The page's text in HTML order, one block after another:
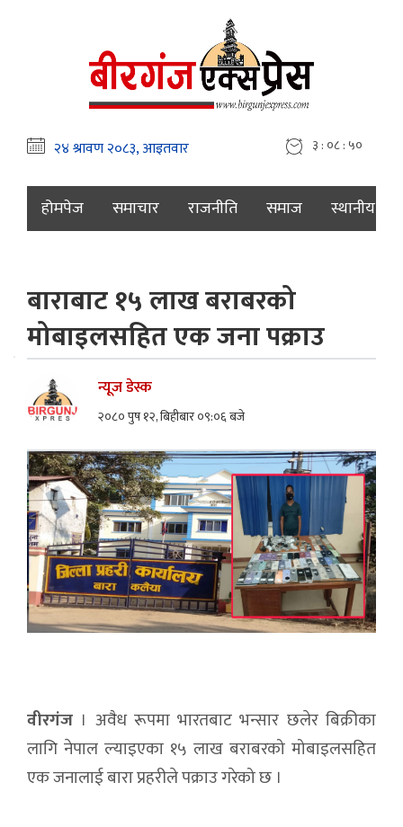
३ : ०८ : ५१
होमपेज समाचार राजनीति समाज स्थानीय
बाराबाट १५ लाख बराबरको
मोबाइलसहित एक जना पक्राउ
न्यूज डेस्क
२०८० पुष १२, बिहीबार ०९:०६ बजे
वीरगंज । अवैध रूपमा भारतबाट भन्सार छलेर बिक्रीका
लागि नेपाल ल्याइएका १५ लाख बराबरको मोबाइलसहित
एक जनालाई बारा प्रहरीले पक्राउ गरेको छ ।